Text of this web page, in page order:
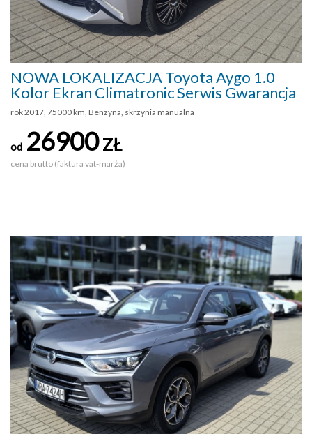
NOWA LOKALIZACJA Toyota Aygo 1.0
Kolor Ekran Climatronic Serwis Gwarancja
rok 2017, 75000 km, Benzyna, skrzynia manualna
od 26900ZŁ
cena brutto (faktura vat-marża)